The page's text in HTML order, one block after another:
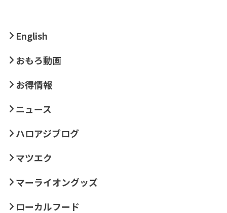
English
おもろ動画
お得情報
ニュース
ハロアジブログ
マツエク
マーライオングッズ
ローカルフード